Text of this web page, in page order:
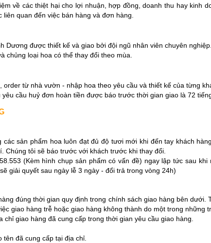
về các thiệt hại cho lợi nhuận, hợp đồng, doanh thu hay kinh
quan đến việc bán hàng và đơn hàng.
Dương được thiết kế và giao bởi đội ngũ nhân viên chuyên
chủng loại hoa có thể thay đổi theo mùa.
order từ nhà vườn - nhập hoa theo yêu cầu và thiết kế của từng
cầu huỷ đơn hoàn tiền được báo trước thời gian giao là 72
sản phẩm hoa luôn đạt đủ độ tươi mới khi đến tay khách
Chúng tôi sẽ báo trước với khách trước khi thay đổi.
(Kèm hình chụp sản phẩm có vấn đề) ngay lập tức sau
giải quyết sau ngày lễ 3 ngày - đổi trả trong vòng 24h)
đúng thời gian quy định trong chính sách giao hàng bên
giao hàng trễ hoặc giao hàng không thành do một trong những
giao hàng đã cung cấp trong thời gian yêu cầu giao hàng.
đã cung cấp tại địa chỉ.